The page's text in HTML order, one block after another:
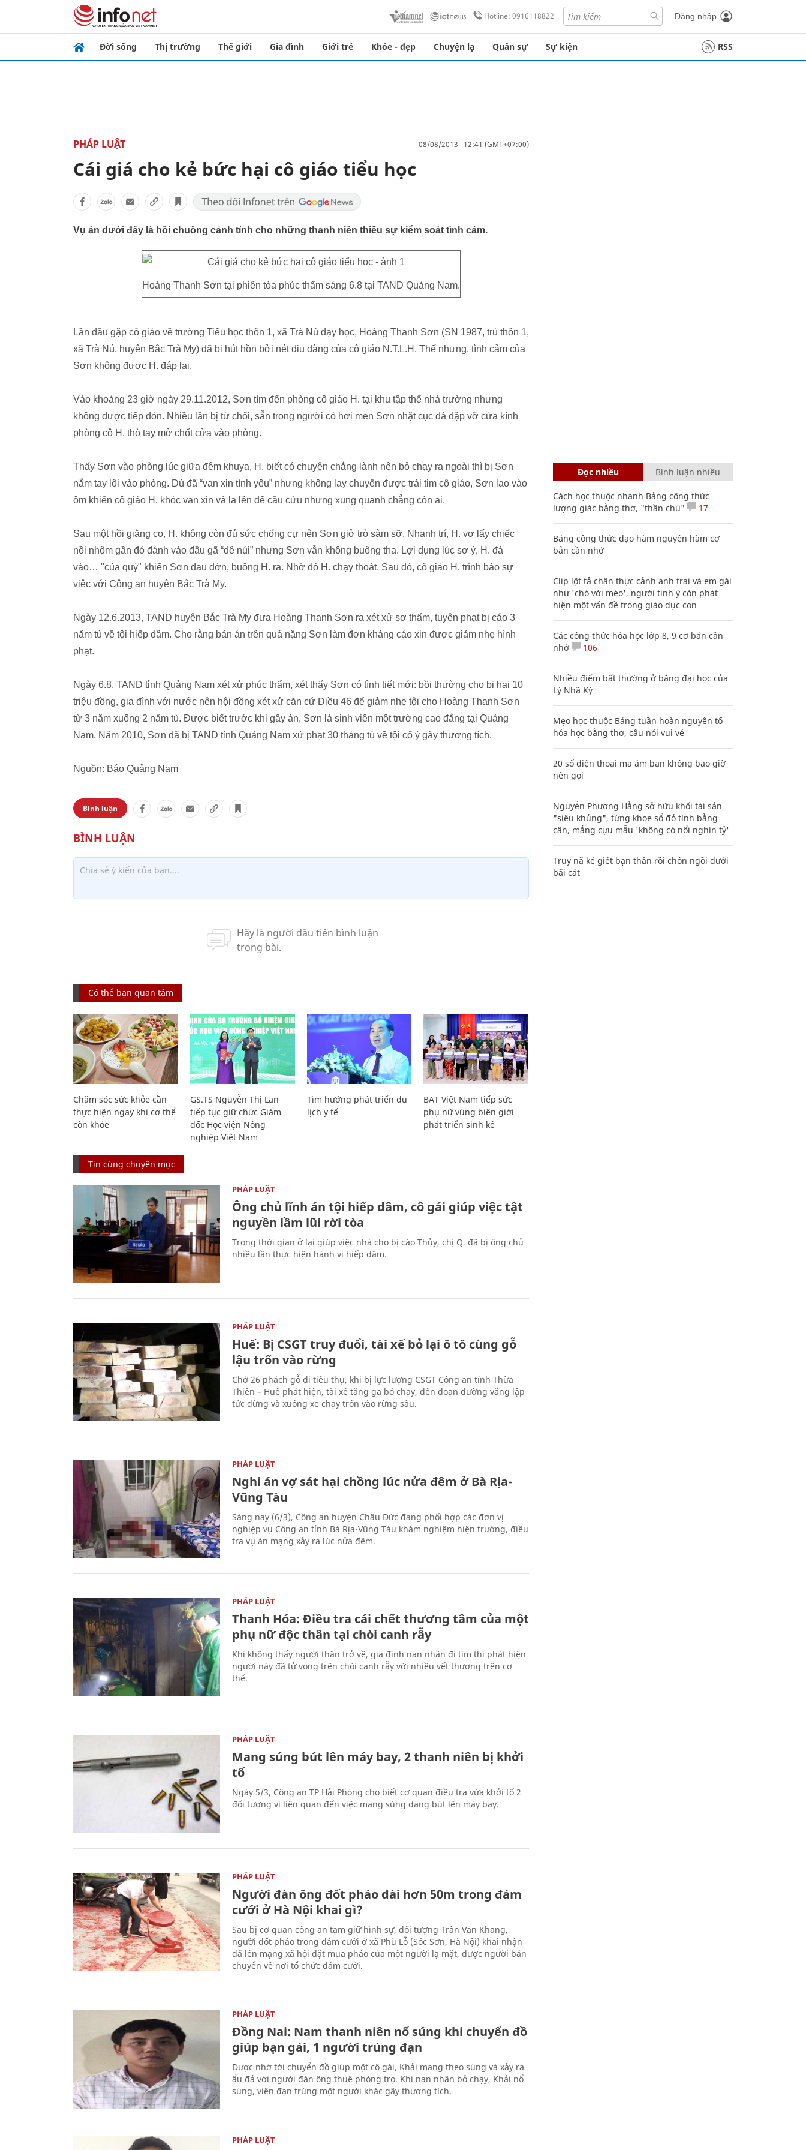
Hotline: 0916118822 Đăng nhập
Đời sống Thị trường Thế giới Gia đình Giới trẻ Khỏe - đẹp Chuyện lạ Quân sự Sự kiện RSS
PHÁP LUẬT 08/08/2013 12:41 (GMT+07:00)
Cái giá cho kẻ bức hại cô giáo tiểu học
Vụ án dưới đây là hồi chuông cảnh tỉnh cho những thanh niên thiếu sự kiểm soát tình cảm.
Hoàng Thanh Sơn tại phiên tòa phúc thẩm sáng 6.8 tại TAND Quảng Nam.
Lần đầu gặp cô giáo về trường Tiểu học thôn 1, xã Trà Nú dạy học, Hoàng Thanh Sơn (SN 1987, trú thôn 1,
xã Trà Nú, huyện Bắc Trà My) đã bị hút hồn bởi nét dịu dàng của cô giáo N.T.L.H. Thế nhưng, tình cảm của
Sơn không được H. đáp lại.
Vào khoảng 23 giờ ngày 29.11.2012, Sơn tìm đến phòng cô giáo H. tại khu tập thể nhà trường nhưng
không được tiếp đón. Nhiều lần bị từ chối, sẵn trong người có hơi men Sơn nhặt cục đá đập vỡ cửa kính
phòng cô H. thò tay mở chốt cửa vào phòng.
Thấy Sơn vào phòng lúc giữa đêm khuya, H. biết có chuyện chẳng lành nên bỏ chạy ra ngoài thì bị Sơn
nắm tay lôi vào phòng. Dù đã “van xin tình yêu” nhưng không lay chuyển được trái tim cô giáo, Sơn lao vào
ôm khiến cô giáo H. khóc van xin và la lên để cầu cứu nhưng xung quanh chẳng còn ai.
Sau một hồi giằng co, H. không còn đủ sức chống cự nên Sơn giở trò sàm sỡ. Nhanh trí, H. vơ lấy chiếc
nồi nhôm gần đó đánh vào đầu gã “dê núi” nhưng Sơn vẫn không buông tha. Lợi dụng lúc sơ ý, H. đá
vào… "của quý" khiến Sơn đau đớn, buông H. ra. Nhờ đó H. chạy thoát. Sau đó, cô giáo H. trình báo sự
việc với Công an huyện Bắc Trà My.
Ngày 12.6.2013, TAND huyện Bắc Trà My đưa Hoàng Thanh Sơn ra xét xử sơ thẩm, tuyên phạt bị cáo 3
năm tù về tội hiếp dâm. Cho rằng bản án trên quá nặng Sơn làm đơn kháng cáo xin được giảm nhẹ hình
phạt.
Ngày 6.8, TAND tỉnh Quảng Nam xét xử phúc thẩm, xét thấy Sơn có tình tiết mới: bồi thường cho bị hại 10
triệu đồng, gia đình với nước nên hội đồng xét xử căn cứ Điều 46 để giảm nhẹ tội cho Hoàng Thanh Sơn
từ 3 năm xuống 2 năm tù. Được biết trước khi gây án, Sơn là sinh viên một trường cao đẳng tại Quảng
Nam. Năm 2010, Sơn đã bị TAND tỉnh Quảng Nam xử phạt 30 tháng tù về tội cố ý gây thương tích.
Nguồn: Báo Quảng Nam
Bình luận
Có thể bạn quan tâm
Chăm sóc sức khỏe cần
thực hiện ngay khi cơ thể
còn khỏe
GS.TS Nguyễn Thị Lan
tiếp tục giữ chức Giám
đốc Học viện Nông
nghiệp Việt Nam
Tìm hướng phát triển du
lịch y tế
BAT Việt Nam tiếp sức
phụ nữ vùng biên giới
phát triển sinh kế
Tin cùng chuyên mục
PHÁP LUẬT
Ông chủ lĩnh án tội hiếp dâm, cô gái giúp việc tật
nguyền lầm lũi rời tòa
Trong thời gian ở lại giúp việc nhà cho bị cáo Thủy, chị Q. đã bị ông chủ
nhiều lần thực hiện hành vi hiếp dâm.
PHÁP LUẬT
Huế: Bị CSGT truy đuổi, tài xế bỏ lại ô tô cùng gỗ
lậu trốn vào rừng
Chở 26 phách gỗ đi tiêu thụ, khi bị lực lượng CSGT Công an tỉnh Thừa
Thiên – Huế phát hiện, tài xế tăng ga bỏ chạy, đến đoạn đường vắng lập
tức dừng và xuống xe chạy trốn vào rừng sâu.
PHÁP LUẬT
Nghi án vợ sát hại chồng lúc nửa đêm ở Bà Rịa-
Vũng Tàu
Sáng nay (6/3), Công an huyện Châu Đức đang phối hợp các đơn vị
nghiệp vụ Công an tỉnh Bà Rịa-Vũng Tàu khám nghiệm hiện trường, điều
tra vụ án mạng xảy ra lúc nửa đêm.
PHÁP LUẬT
Thanh Hóa: Điều tra cái chết thương tâm của một
phụ nữ độc thân tại chòi canh rẫy
Khi không thấy người thân trở về, gia đình nạn nhân đi tìm thì phát hiện
người này đã tử vong trên chòi canh rẫy với nhiều vết thương trên cơ
thể.
PHÁP LUẬT
Mang súng bút lên máy bay, 2 thanh niên bị khởi
tố
Ngày 5/3, Công an TP Hải Phòng cho biết cơ quan điều tra vừa khởi tố 2
đối tượng vì liên quan đến việc mang súng dạng bút lên máy bay.
PHÁP LUẬT
Người đàn ông đốt pháo dài hơn 50m trong đám
cưới ở Hà Nội khai gì?
Sau bị cơ quan công an tạm giữ hình sự, đối tượng Trần Văn Khang,
người đốt pháo trong đám cưới ở xã Phù Lỗ (Sóc Sơn, Hà Nội) khai nhận
đã lên mạng xã hội đặt mua pháo của một người lạ mặt, được người bán
chuyển về nơi tổ chức đám cưới.
PHÁP LUẬT
Đồng Nai: Nam thanh niên nổ súng khi chuyển đồ
giúp bạn gái, 1 người trúng đạn
Được nhờ tới chuyển đồ giúp một cô gái, Khải mang theo súng và xảy ra
ẩu đả với người đàn ông thuê phòng trọ. Khi nạn nhân bỏ chạy, Khải nổ
súng, viên đạn trúng một người khác gây thương tích.
PHÁP LUẬT
Đọc nhiều Bình luận nhiều
Cách học thuộc nhanh Bảng công thức
lượng giác bằng thơ, "thần chú"
17
Bảng công thức đạo hàm nguyên hàm cơ
bản cần nhớ
Clip lột tả chân thực cảnh anh trai và em gái
như 'chó với mèo', người tinh ý còn phát
hiện một vấn đề trong giáo dục con
Các công thức hóa học lớp 8, 9 cơ bản cần
nhớ
106
Nhiều điểm bất thường ở bằng đại học của
Lý Nhã Kỳ
Mẹo học thuộc Bảng tuần hoàn nguyên tố
hóa học bằng thơ, câu nói vui vẻ
20 số điện thoại ma ám bạn không bao giờ
nên gọi
Nguyễn Phương Hằng sở hữu khối tài sản
"siêu khủng", từng khoe sổ đỏ tính bằng
cân, mắng cựu mẫu 'không có nổi nghìn tỷ'
Truy nã kẻ giết bạn thân rồi chôn ngồi dưới
bãi cát